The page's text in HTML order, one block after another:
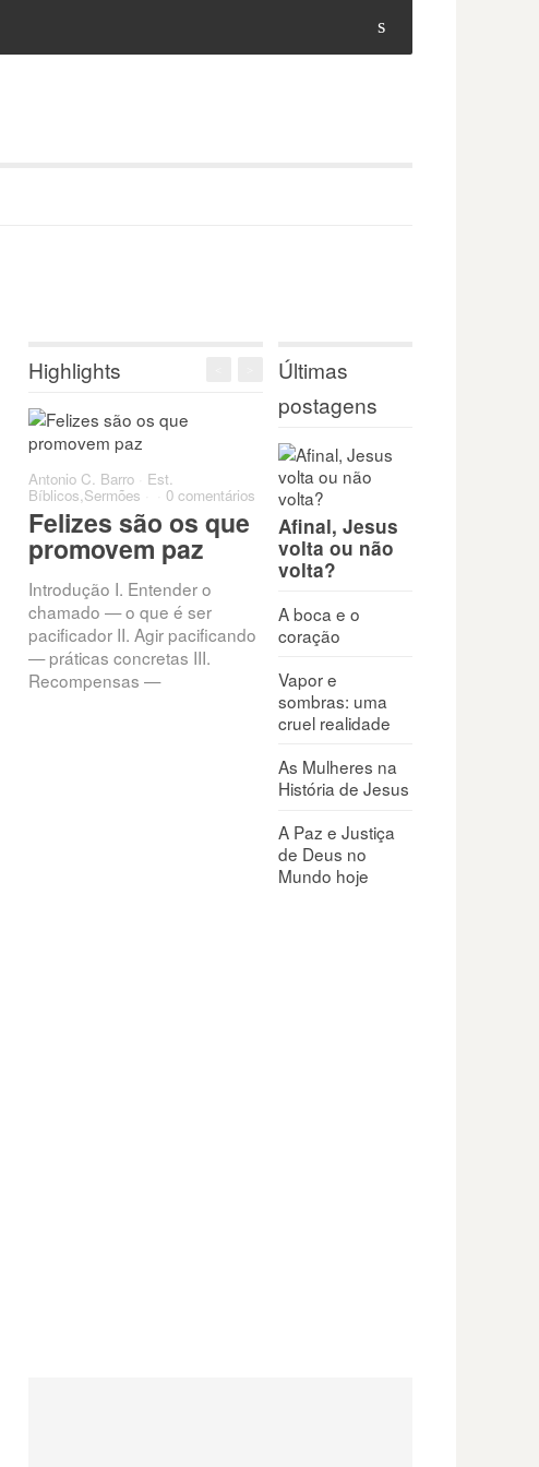
s
Highlights
Antonio C. Barro Est.
Bíblicos,Sermões 0 comentários
Felizes são os que
promovem paz
Introdução I. Entender o
chamado — o que é ser
pacificador II. Agir pacificando
— práticas concretas III.
Recompensas —
Últimas
postagens
Afinal, Jesus
volta ou não
volta?
A boca e o
coração
Vapor e
sombras: uma
cruel realidade
As Mulheres na
História de Jesus
A Paz e Justiça
de Deus no
Mundo hoje